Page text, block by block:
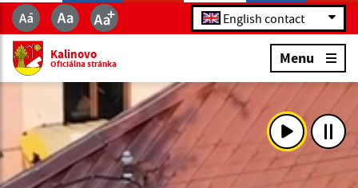
English contact
Kalinovo
Oficiálna stránka Menu